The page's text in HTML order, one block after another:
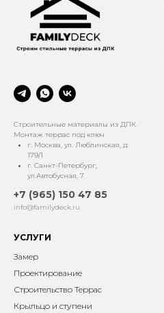
Строительные материалы из ДПК.
Монтаж террас под ключ
г. Москва, ул. Люблинская, д.
179/1
г. Санкт-Петербург,
ул.Автобусная, 7
+7 (965) 150 47 85
info@familydeck.ru
УСЛУГИ
Замер
Проектирование
Строительство Террас
Крыльцо и ступени